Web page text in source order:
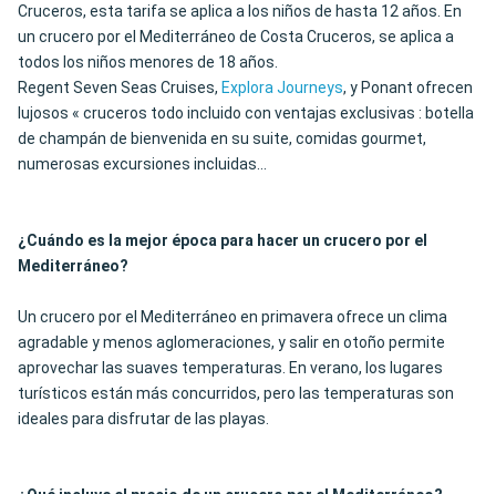
Cruceros, esta tarifa se aplica a los niños de hasta 12 años. En
un crucero por el Mediterráneo de Costa Cruceros, se aplica a
todos los niños menores de 18 años.
Regent Seven Seas Cruises, Explora Journeys, y Ponant ofrecen
lujosos « cruceros todo incluido con ventajas exclusivas : botella
de champán de bienvenida en su suite, comidas gourmet,
numerosas excursiones incluidas...
¿Cuándo es la mejor época para hacer un crucero por el
Mediterráneo?
Un crucero por el Mediterráneo en primavera ofrece un clima
agradable y menos aglomeraciones, y salir en otoño permite
aprovechar las suaves temperaturas. En verano, los lugares
turísticos están más concurridos, pero las temperaturas son
ideales para disfrutar de las playas.